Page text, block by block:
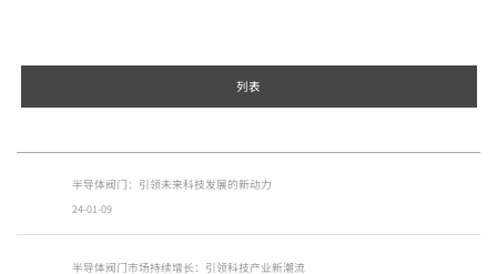
列表
半导体阀门：引领未来科技发展的新动力
24-01-09
半导体阀门市场持续增长：引领科技产业新潮流